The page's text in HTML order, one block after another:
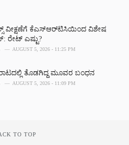
ವೀಕ್ಷಣೆಗೆ ಕೆಎಸ್‌ಆರ್‌ಟಿಸಿಯಿಂದ ವಿಶೇಷ
ರೇಟ್‌ ಎಷ್ಟು?
AUGUST 5, 2026 - 11:25 PM
ತೊಡಗಿದ್ದ ಮೂವರ ಬಂಧನ
AUGUST 5, 2026 - 11:09 PM
TO TOP